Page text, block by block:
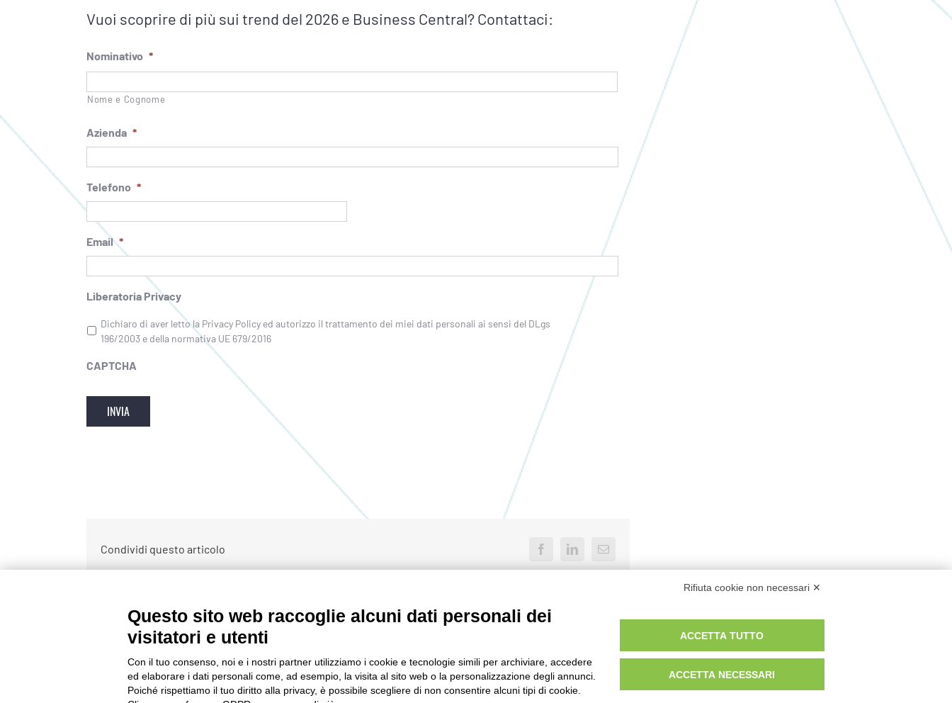
Vuoi scoprire di più sui trend del 2026 e Business Central? Contattaci:
Nominativo *
Nome e Cognome
Azienda *
Telefono *
Email *
Liberatoria Privacy
Dichiaro di aver letto la Privacy Policy ed autorizzo il trattamento dei miei dati personali ai sensi del DLgs
196/2003 e della normativa UE 679/2016
CAPTCHA
Condividi questo articolo FacebookLinkedInEmail
CONTATTACI
E-mail:
info@netribegroup.com
Rifiuta cookie non necessari ✕
Questo sito web raccoglie alcuni dati personali dei
visitatori e utenti
Con il tuo consenso, noi e i nostri partner utilizziamo i cookie e tecnologie simili per archiviare, accedere
ed elaborare i dati personali come, ad esempio, la visita al sito web o la personalizzazione degli annunci.
Poiché rispettiamo il tuo diritto alla privacy, è possibile scegliere di non consentire alcuni tipi di cookie.
ACCETTA TUTTO
ACCETTA NECESSARI